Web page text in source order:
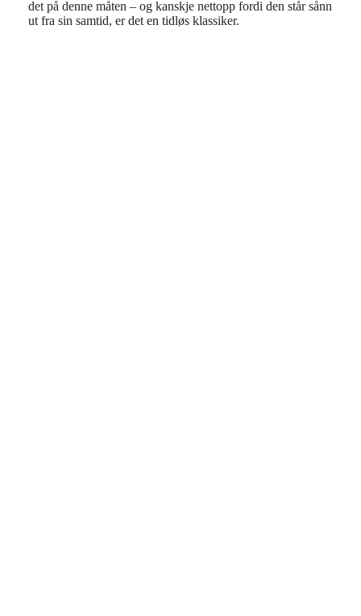
det på denne måten – og kanskje nettopp fordi den står sånn
ut fra sin samtid, er det en tidløs klassiker.